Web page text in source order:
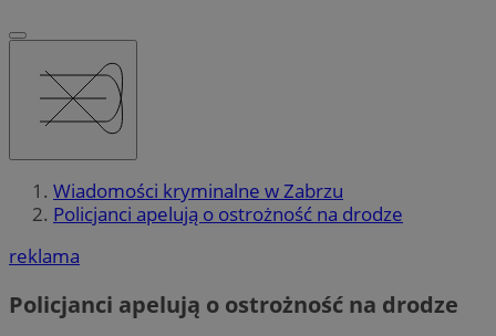
Wiadomości kryminalne w Zabrzu
Policjanci apelują o ostrożność na drodze
reklama
Policjanci apelują o ostrożność na drodze